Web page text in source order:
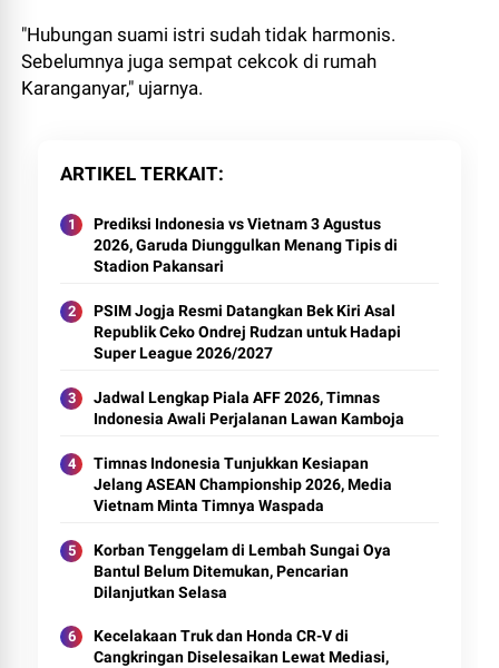
"Hubungan suami istri sudah tidak harmonis.
Sebelumnya juga sempat cekcok di rumah
Karanganyar," ujarnya.
ARTIKEL TERKAIT
Prediksi Indonesia vs Vietnam 3 Agustus
2026, Garuda Diunggulkan Menang Tipis di
Stadion Pakansari
PSIM Jogja Resmi Datangkan Bek Kiri Asal
Republik Ceko Ondrej Rudzan untuk Hadapi
Super League 2026/2027
Jadwal Lengkap Piala AFF 2026, Timnas
Indonesia Awali Perjalanan Lawan Kamboja
Timnas Indonesia Tunjukkan Kesiapan
Jelang ASEAN Championship 2026, Media
Vietnam Minta Timnya Waspada
Korban Tenggelam di Lembah Sungai Oya
Bantul Belum Ditemukan, Pencarian
Dilanjutkan Selasa
Kecelakaan Truk dan Honda CR-V di
Cangkringan Diselesaikan Lewat Mediasi,